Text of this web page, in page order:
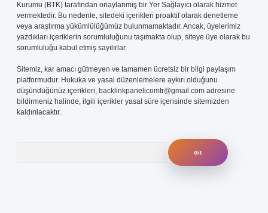
Kurumu (BTK) tarafından onaylanmış bir Yer Sağlayıcı olarak hizmet
vermektedir. Bu nedenle, sitedeki içerikleri proaktif olarak denetleme
veya araştırma yükümlülüğümüz bulunmamaktadır. Ancak, üyelerimiz
yazdıkları içeriklerin sorumluluğunu taşımakta olup, siteye üye olarak bu
sorumluluğu kabul etmiş sayılırlar.
Sitemiz, kar amacı gütmeyen ve tamamen ücretsiz bir bilgi paylaşım
platformudur. Hukuka ve yasal düzenlemelere aykırı olduğunu
düşündüğünüz içerikleri, backlinkpanelicomtr@gmail.com adresine
bildirmeniz halinde, ilgili içerikler yasal süre içerisinde sitemizden
kaldırılacaktır.